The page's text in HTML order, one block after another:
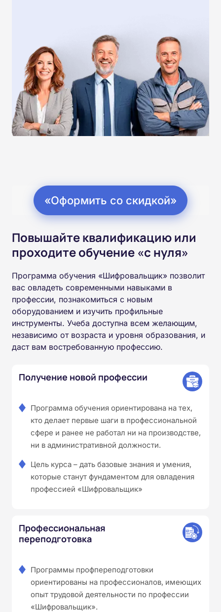
«Оформить со скидкой»
Повышайте квалификацию или
проходите обучение «с нуля»
Программа обучения «Шифровальщик» позволит
вас овладеть современными навыками в
профессии, познакомиться с новым
оборудованием и изучить профильные
инструменты. Учеба доступна всем желающим,
независимо от возраста и уровня образования, и
даст вам востребованную профессию.
Получение новой профессии
Программа обучения ориентирована на тех,
кто делает первые шаги в профессиональной
сфере и ранее не работал ни на производстве,
ни в административной должности.
Цель курса – дать базовые знания и умения,
которые станут фундаментом для овладения
профессией «Шифровальщик»
Профессиональная
переподготовка
Программы профпереподготовки
ориентированы на профессионалов, имеющих
опыт трудовой деятельности по профессии
«Шифровальщик».